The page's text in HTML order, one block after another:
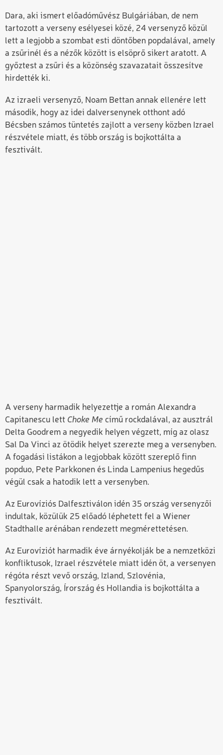
Dara, aki ismert előadóművész Bulgáriában, de nem
tartozott a verseny esélyesei közé, 24 versenyző közül
lett a legjobb a szombat esti döntőben popdalával, amely
a zsűrinél és a nézők között is elsöprő sikert aratott. A
győztest a zsűri és a közönség szavazatait összesítve
hirdették ki.
Az izraeli versenyző, Noam Bettan annak ellenére lett
második, hogy az idei dalversenynek otthont adó
Bécsben számos tüntetés zajlott a verseny közben Izrael
részvétele miatt, és több ország is bojkottálta a
fesztivált.
A verseny harmadik helyezettje a román Alexandra
Capitanescu lett Choke Me című rockdalával, az ausztrál
Delta Goodrem a negyedik helyen végzett, míg az olasz
Sal Da Vinci az ötödik helyet szerezte meg a versenyben.
A fogadási listákon a legjobbak között szereplő finn
popduo, Pete Parkkonen és Linda Lampenius hegedűs
végül csak a hatodik lett a versenyben.
Az Eurovíziós Dalfesztiválon idén 35 ország versenyzői
indultak, közülük 25 előadó léphetett fel a Wiener
Stadthalle arénában rendezett megmérettetésen.
Az Eurovíziót harmadik éve árnyékolják be a nemzetközi
konfliktusok, Izrael részvétele miatt idén öt, a versenyen
régóta részt vevő ország, Izland, Szlovénia,
Spanyolország, Írország és Hollandia is bojkottálta a
fesztivált.